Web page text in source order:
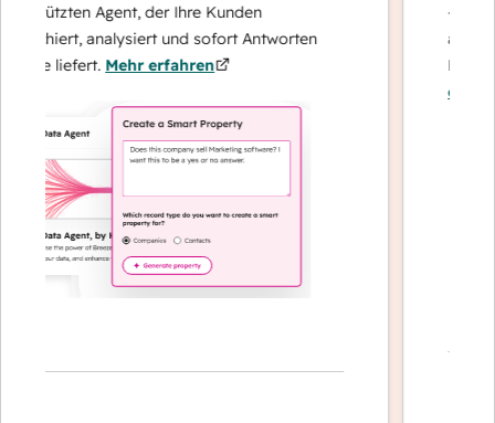
Agent, der Ihre Kunden
analysiert und sofort Antworten
liefert.Mehr erfahren
– und
auf
erfahren